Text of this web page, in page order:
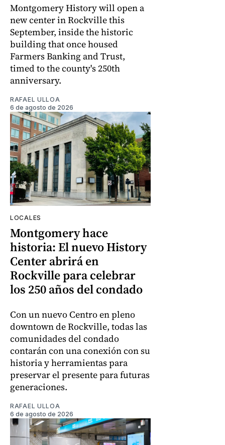
Montgomery History will open a
new center in Rockville this
September, inside the historic
building that once housed
Farmers Banking and Trust,
timed to the county's 250th
anniversary.
RAFAEL ULLOA
6 de agosto de 2026
LOCALES
Montgomery hace
historia: El nuevo History
Center abrirá en
Rockville para celebrar
los 250 años del condado
Con un nuevo Centro en pleno
downtown de Rockville, todas las
comunidades del condado
contarán con una conexión con su
historia y herramientas para
preservar el presente para futuras
generaciones.
RAFAEL ULLOA
6 de agosto de 2026